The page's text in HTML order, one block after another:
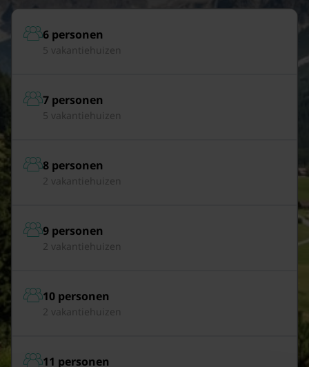
6 personen
5 vakantiehuizen
7 personen
5 vakantiehuizen
8 personen
2 vakantiehuizen
9 personen
2 vakantiehuizen
10 personen
2 vakantiehuizen
11 personen